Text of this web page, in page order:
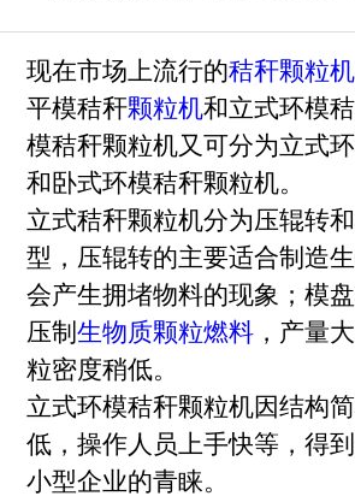
现在市场上流行的秸秆颗粒机
平模秸秆颗粒机和立式环模
模秸秆颗粒机又可分为立式
和卧式环模秸秆颗粒机。
立式秸秆颗粒机分为压辊转
型，压辊转的主要适合制造
会产生拥堵物料的现象；模
压制生物质颗粒燃料 ，产量
粒密度稍低。
立式环模秸秆颗粒机因结构
低，操作人员上手快等，得
小型企业的青睐。